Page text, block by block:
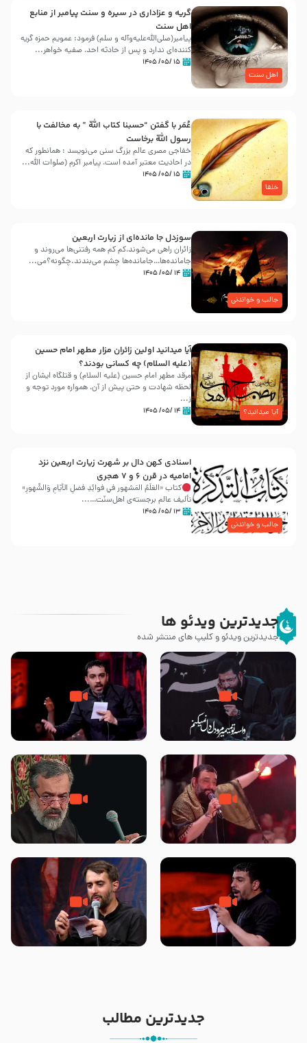
اهل سنت
گریه و عزاداری در سیره و سنت پیامبر از منابع
اهل سنت
پیامبر(صلی‌الله‌علیه‌وآله و سلم) فرمود: عمویم حمزه گریه
کننده‌ای ندارد و پس از حادثه احد، صفیه خواهر...
۱۵ /۰۵/ ۱۴۰۵
خلفا
عُمَر با گفتن “حسبنا كتاب اللّه ” به مخالفت با
رسول اللّه برخاست
خفاجی مصری عالم بزرگ سنی می‌نویسد : همانطور که
در احادیث معتبر آمده است، پیامبر اکرم (صلوات اللّه...
۱۵ /۰۵/ ۱۴۰۵
جالب و خواندنی
سوزدل جا مانده‌ای از زیارت اربعین
زائران راهی می‌شوند،کم‌ کم همه رفتنی‌ها می‌روند و
جامانده‌ها…جامانده‌ها چشم می‌بندند.چگونه؟می‌...
۱۴ /۰۵/ ۱۴۰۵
آیا میدانید؟
آیا میدانید اولین زائران مزار مطهر امام حسین
(علیه السلام) چه کسانی بودند؟
مرقد مطهر امام حسین (علیه السلام) و قتلگاه ایشان از
لحظه شهادت و حتی پیش از آن، همواره مورد توجه و
ز...
۱۴ /۰۵/ ۱۴۰۵
جالب و خواندنی
اسنادی کهن دال بر شهرت زیارت اربعین نزد
امامیه در قرن ۶ و ۷ هجری
کتاب «العَلَمُ المَشهور في فَوائِدِ فَضلِ الأيّامِ وَالشُّهورِ»
تألیف عالم برجسته‌ی اهل‌سنّت…...
۱۳ /۰۵/ ۱۴۰۵
جدیدترین ویدئو ها
جدیدترین ویدئو و کلیپ های منتشر شده
مصداق کربلا – حاج حسین سیب
سرخی
شور ، حسینا! به‌ حق زهرا «أُنْظُرْ
إِلَینا» – عزاداری شب هفتم ماه
جانا جانا ابی عبدالله – کربلایی جواد
مقدم – شب هشتم محرم 1448 –
مادر منم مثل تو خمیدم – حاج
محمود کریمی – شهادت حضرت
هیئت رایة العباس علیه السلام
تک ، عبّاس، صاحب دل‌هاست –
حاج حنیف طاهری – عزاداری شب
من غلام نوکراتم من عاشق کربلاتم
– شور زمینه – شب هفتم – محرم
جدیدترین مطالب